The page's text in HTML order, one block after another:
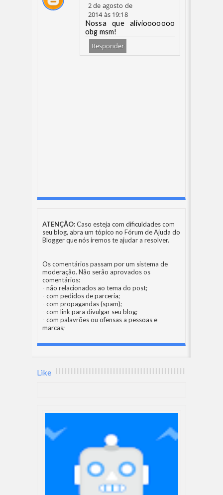
2 de agosto de
2014 às 19:18
Nossa que aliviooooooo
obg msm!
Responder
ATENÇÃO:Caso esteja com dificuldades com
seu blog, abra um tópico no Fórum de Ajuda do
Bloggerque nós iremos te ajudar a resolver.
Os comentários passam por um sistema de
moderação. Não serão aprovados os
comentários:
- não relacionados ao tema do post;
- com pedidos de parceria;
- com propagandas (spam);
- com link para divulgar seu blog;
- com palavrões ou ofensas a pessoas e
marcas;
Like